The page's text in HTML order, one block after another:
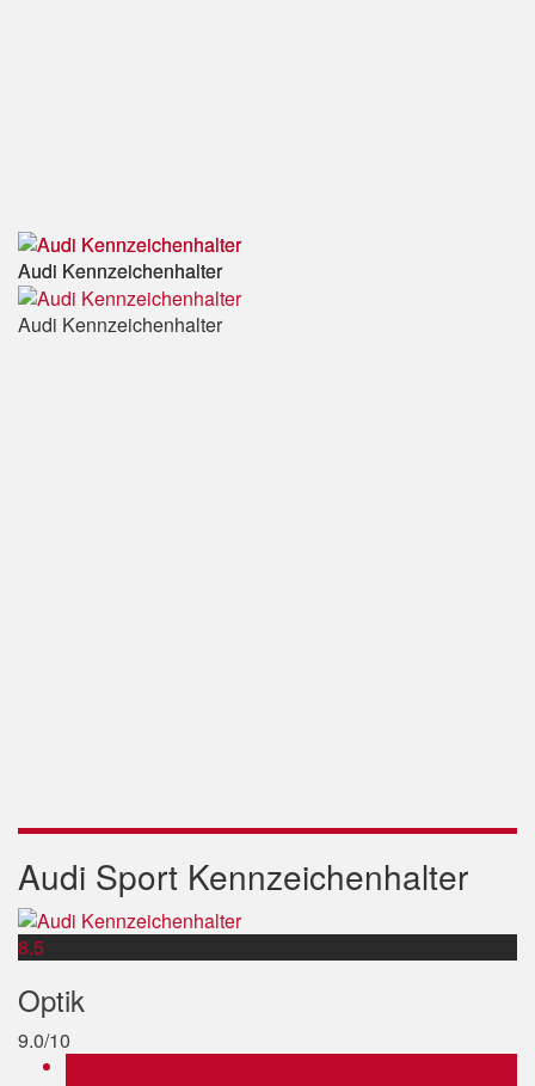
Audi Kennzeichenhalter
Audi Kennzeichenhalter
Audi Kennzeichenhalter
Audi Sport Kennzeichenhalter
8.5
Optik
9.0/10